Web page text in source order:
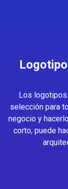
Los logotipos
selección para
negocio y
corto, puede